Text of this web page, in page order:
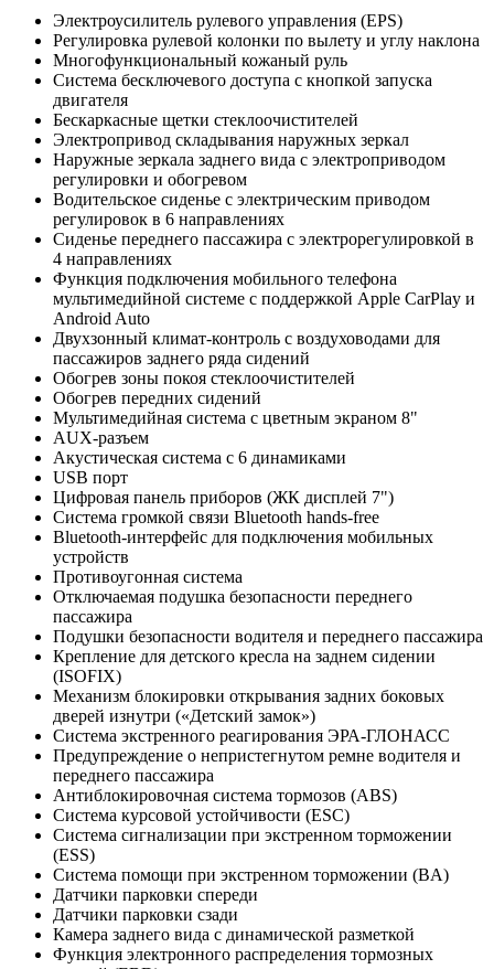
Электроусилитель рулевого управления (EPS)
Регулировка рулевой колонки по вылету и углу наклона
Многофункциональный кожаный руль
Система бесключевого доступа с кнопкой запуска
двигателя
Бескаркасные щетки стеклоочистителей
Электропривод складывания наружных зеркал
Наружные зеркала заднего вида с электроприводом
регулировки и обогревом
Водительское сиденье с электрическим приводом
регулировок в 6 направлениях
Сиденье переднего пассажира с электрорегулировкой в
4 направлениях
Функция подключения мобильного телефона
мультимедийной системе с поддержкой Apple CarPlay и
Android Auto
Двухзонный климат-контроль с воздуховодами для
пассажиров заднего ряда сидений
Обогрев зоны покоя стеклоочистителей
Обогрев передних сидений
Мультимедийная система c цветным экраном 8"
AUX-разъем
Акустическая система c 6 динамиками
USB порт
Цифровая панель приборов (ЖК дисплей 7")
Система громкой связи Bluetooth hands-free
Bluetooth-интерфейс для подключения мобильных
устройств
Противоугонная система
Отключаемая подушка безопасности переднего
пассажира
Подушки безопасности водителя и переднего пассажира
Крепление для детского кресла на заднем сидении
(ISOFIX)
Механизм блокировки открывания задних боковых
дверей изнутри («Детский замок»)
Система экстренного реагирования ЭРА-ГЛОНАСС
Предупреждение о непристегнутом ремне водителя и
переднего пассажира
Антиблокировочная система тормозов (ABS)
Система курсовой устойчивости (ESC)
Система сигнализации при экстренном торможении
(ESS)
Система помощи при экстренном торможении (BA)
Датчики парковки спереди
Датчики парковки сзади
Камера заднего вида с динамической разметкой
Функция электронного распределения тормозных